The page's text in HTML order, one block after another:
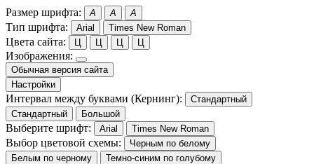
Размер шрифта: A A A
Тип шрифта: Arial Times New Roman
Цвета сайта: Ц Ц Ц Ц
Изображения:
Обычная версия сайта
Настройки
Интервал между буквами (Кернинг):
Стандартный
Стандартный
Большой
Выберите шрифт: Arial Times New Roman
Выбор цветовой схемы:
Черным по белому
Белым по черному
Темно-синим по голубому